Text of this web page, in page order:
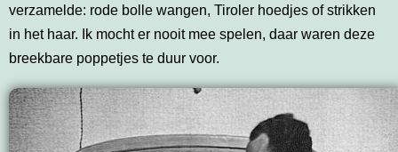
verzamelde: rode bolle wangen, Tiroler hoedjes of strikken
in het haar. Ik mocht er nooit mee spelen, daar waren deze
breekbare poppetjes te duur voor.